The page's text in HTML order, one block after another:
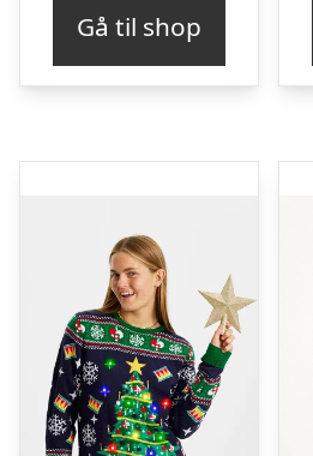
Gå til shop